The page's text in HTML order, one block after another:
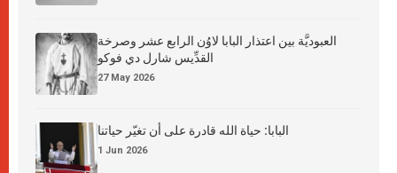
العبوديَّة بين اعتذار البابا لاوُن الرابع عشر وصرخة
القدِّيس شارل دي فوكو
27 May 2026
البابا: حياة الله قادرة على أن تغيّر حياتنا
1 Jun 2026